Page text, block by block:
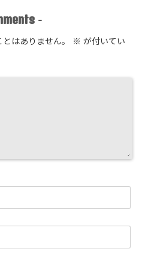
-
はありません。 ※ が付いてい